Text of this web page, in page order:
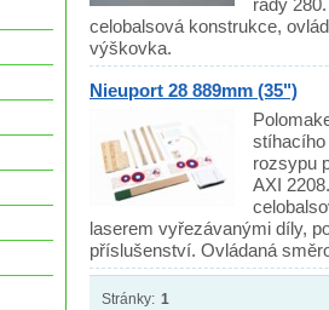
řady
celobalsová konstrukce,
výškovka.
Nieuport 28 889mm (35")
rozsypu
AXI
laserem vyřezávanými díly,
příslušenství. Ovládaná
Stránky: 1